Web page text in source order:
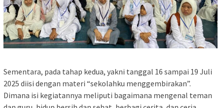
Sementara, pada tahap kedua, yakni tanggal 16 sampai 19 Juli
2025 diisi dengan materi “sekolahku menggembirakan”.
Dimana isi kegiatannya meliputi bagaimana mengenal teman